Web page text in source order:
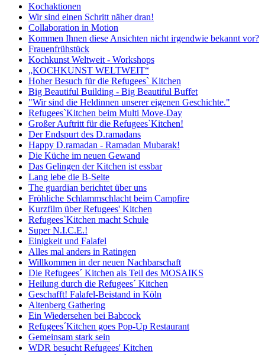
Kochaktionen
Wir sind einen Schritt näher dran!
Collaboration in Motion
Kommen Ihnen diese Ansichten nicht irgendwie bekannt vor?
Frauenfrühstück
Kochkunst Weltweit - Workshops
„KOCHKUNST WELTWEIT“
Hoher Besuch für die Refugees` Kitchen
Big Beautiful Building - Big Beautiful Buffet
"Wir sind die Heldinnen unserer eigenen Geschichte."
Refugees`Kitchen beim Multi Move-Day
Großer Auftritt für die Refugees`Kitchen!
Der Endspurt des D.ramadans
Happy D.ramadan - Ramadan Mubarak!
Die Küche im neuen Gewand
Das Gelingen der Kitchen ist essbar
Lang lebe die B-Seite
The guardian berichtet über uns
Fröhliche Schlammschlacht beim Campfire
Kurzfilm über Refugees' Kitchen
Refugees`Kitchen macht Schule
Super N.I.C.E.!
Einigkeit und Falafel
Alles mal anders in Ratingen
Willkommen in der neuen Nachbarschaft
Die Refugees´ Kitchen als Teil des MOSAIKS
Heilung durch die Refugees´ Kitchen
Geschafft! Falafel-Beistand in Köln
Altenberg Gathering
Ein Wiedersehen bei Babcock
Refugees´Kitchen goes Pop-Up Restaurant
Gemeinsam stark sein
WDR besucht Refugees' Kitchen